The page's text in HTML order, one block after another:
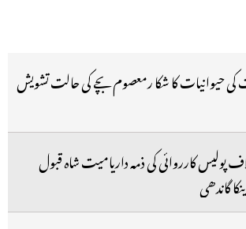
کی حیوانیات کا شکا رمعصوم بچے کی حالت تشویش
پولیس کارروائی کی ذمہ داریامیت شاہ قبول
گاندھی